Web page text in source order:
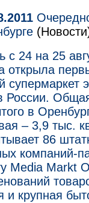
с 24 на 25
открыла
супермаркет
России.
в
– 3,9 тыс.
86
компаний-
Media Markt
и крупная